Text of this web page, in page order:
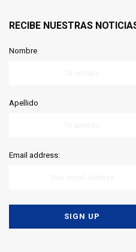
RECIBE NUESTRAS
Nombre
Apellido
Email address: